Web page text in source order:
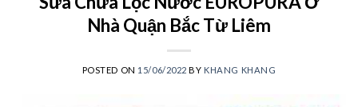
Nhà Quận Bắc Từ Liêm
POSTED ON 15/06/2022 BY KHANG KHANG